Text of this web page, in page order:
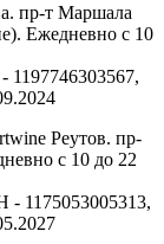
пр-т Маршала
Ежедневно с 10
Реутов. пр-
с 10 до 22
1175053005313,